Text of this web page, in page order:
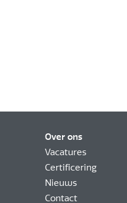
Over ons
Vacatures
Certificering
Nieuws
Contact